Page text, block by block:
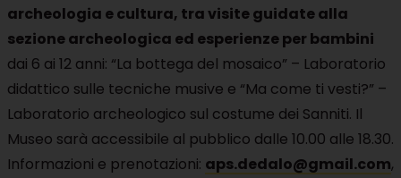
archeologia e cultura, tra visite guidate alla
sezione archeologica ed esperienze per bambini
dai 6 ai 12 anni: “La bottega del mosaico” – Laboratorio
didattico sulle tecniche musive e “Ma come ti vesti?” –
Laboratorio archeologico sul costume dei Sanniti. Il
Museo sarà accessibile al pubblico dalle 10.00 alle 18.30.
Informazioni e prenotazioni: aps.dedalo@gmail.com,